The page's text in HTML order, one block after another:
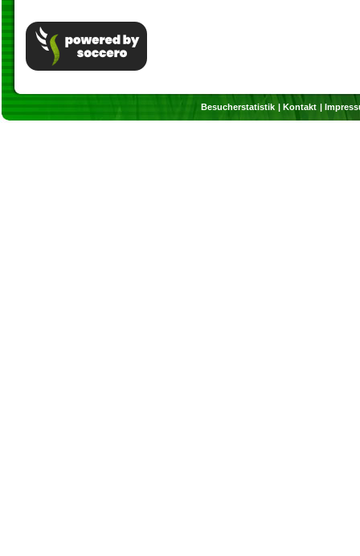
Besucherstatistik Kontakt